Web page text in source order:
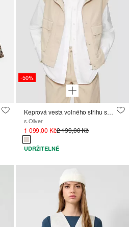
-50%
Keprová vesta volného střihu se stojáčkem.
s.Oliver
1 099,00 Kč2 199,00 Kč
UDRŽITELNÉ